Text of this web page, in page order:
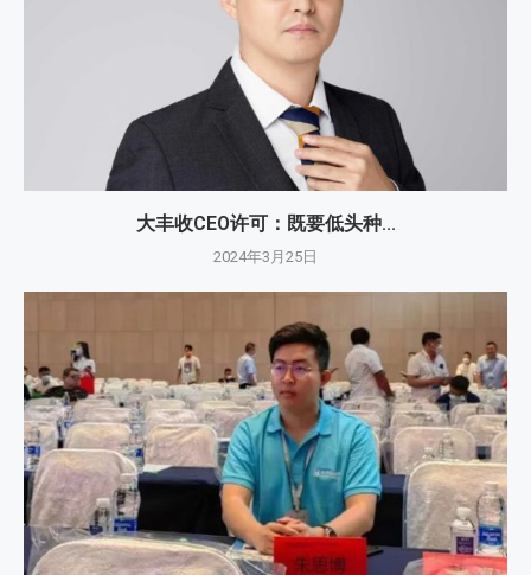
大丰收CEO许可：既要低头种...
2024年3月25日